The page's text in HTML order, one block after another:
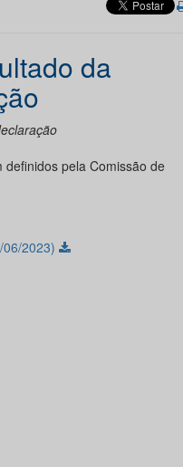
da
pela Comissão de
2023)